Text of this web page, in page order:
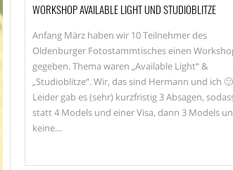
WORKSHOP AVAILABLE LIGHT UND STUDIOBLITZE
Anfang März haben wir 10 Teilnehmer des
Oldenburger Fotostammtisches einen
gegeben. Thema waren „Available Light“ &
„Studioblitze“. Wir, das sind Hermann und ich 🙂
Leider gab es (sehr) kurzfristig 3 Absagen,
statt 4 Models und einer Visa, dann 3 Models
keine…